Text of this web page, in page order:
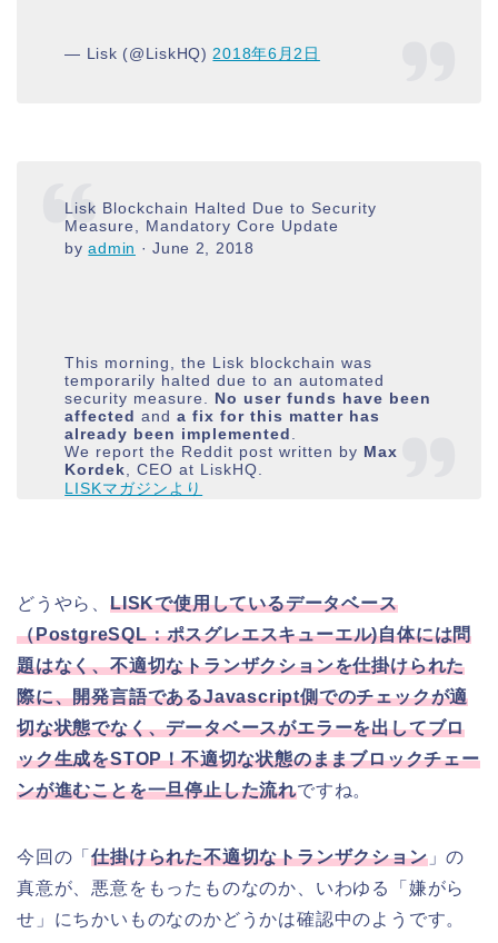
— Lisk (@LiskHQ) 2018年6月2日
Lisk Blockchain Halted Due to Security
Measure, Mandatory Core Update
byadmin ·June 2, 2018
This morning, the Lisk blockchain was
temporarily halted due to an automated
security measure. No user funds have been
affected anda fix for this matter has
already been implemented.
We report the Reddit post written by Max
Kordek, CEO at LiskHQ.
LISKマガジンより
どうやら、 LISKで使用しているデータベース
（PostgreSQL：ポスグレエスキューエル)自体には問
題はなく、不適切なトランザクションを仕掛けられた
際に、開発言語であるJavascript側でのチェックが適
切な状態でなく、データベースがエラーを出してブロ
ック生成をSTOP！不適切な状態のままブロックチェー
ンが進むことを一旦停止した流れですね。
今回の「仕掛けられた不適切なトランザクション」の
真意が、悪意をもったものなのか、いわゆる「嫌がら
せ」にちかいものなのかどうかは確認中のようです。